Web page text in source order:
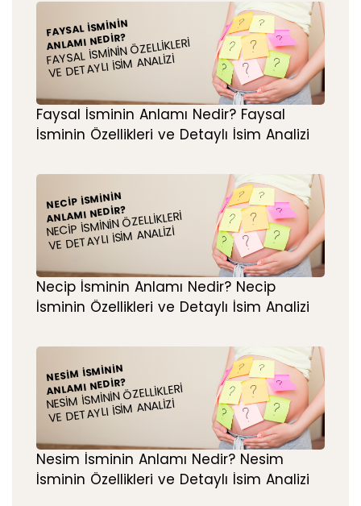
FAYSAL İSMININ
ANLAMI NEDIR?
FAYSAL İSMININ ÖZELLIKLERI
VE DETAYLI İSIM ANALIZI
Faysal İsminin Anlamı Nedir? Faysal
İsminin Özellikleri ve Detaylı İsim Analizi
NECIP İSMININ
ANLAMI NEDIR?
NECIP İSMININ ÖZELLIKLERI
VE DETAYLI İSIM ANALIZI
Necip İsminin Anlamı Nedir? Necip
İsminin Özellikleri ve Detaylı İsim Analizi
NESIM İSMININ
ANLAMI NEDIR?
NESIM İSMININ ÖZELLIKLERI
VE DETAYLI İSIM ANALIZI
Nesim İsminin Anlamı Nedir? Nesim
İsminin Özellikleri ve Detaylı İsim Analizi